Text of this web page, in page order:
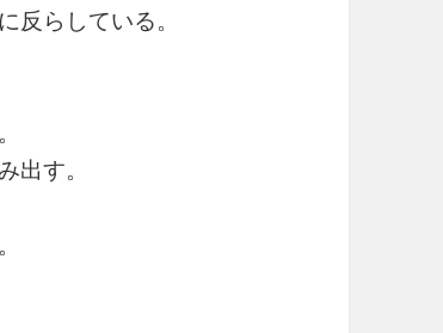
らしている。
出す。